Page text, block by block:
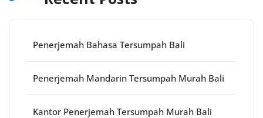
Penerjemah Bahasa Tersumpah Bali
Penerjemah Mandarin Tersumpah Murah Bali
Kantor Penerjemah Tersumpah Murah Bali